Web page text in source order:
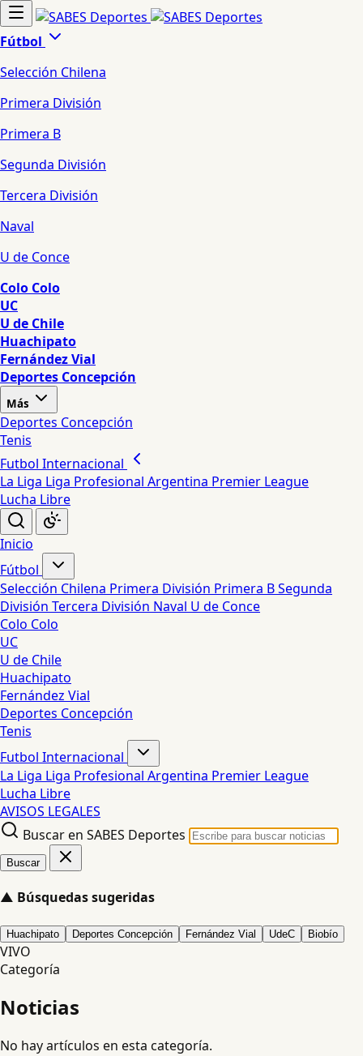
Fútbol
Selección Chilena
Primera División
Primera B
Segunda División
Tercera División
Naval
U de Conce
Colo Colo
UC
U de Chile
Huachipato
Fernández Vial
Deportes Concepción
Más
Deportes Concepción
Tenis
Futbol Internacional
La Liga Liga Profesional Argentina Premier League
Lucha Libre
Inicio
Fútbol
Selección Chilena Primera División Primera BSegunda
División Tercera División Naval U de Conce
Colo Colo
UC
U de Chile
Huachipato
Fernández Vial
Deportes Concepción
Tenis
Futbol Internacional
La Liga Liga Profesional Argentina Premier League
Lucha Libre
AVISOS LEGALES
Buscar en SABES Deportes
Buscar
▲ Búsquedas sugeridas
Huachipato Deportes Concepción Fernández Vial UdeC Biobío
VIVO
Categoría
Noticias
No hay artículos en esta categoría.